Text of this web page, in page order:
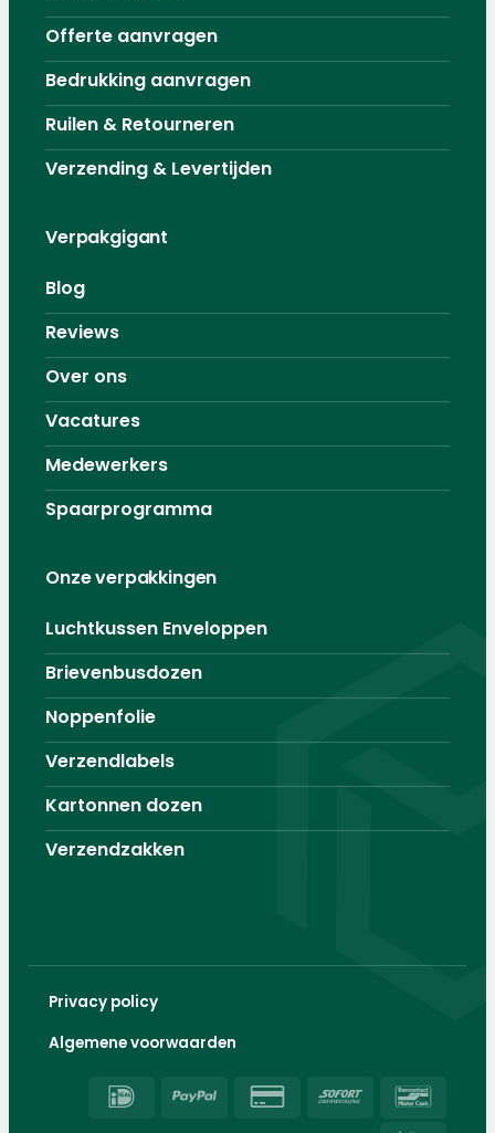
Offerte aanvragen
Bedrukking aanvragen
Ruilen & Retourneren
Verzending & Levertijden
Verpakgigant
Blog
Reviews
Over ons
Vacatures
Medewerkers
Spaarprogramma
Onze verpakkingen
Luchtkussen Enveloppen
Brievenbusdozen
Noppenfolie
Verzendlabels
Kartonnen dozen
Verzendzakken
Privacy policy
Algemene voorwaarden
IDeal PayPal
Credit
Sofort